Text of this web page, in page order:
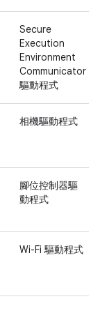
Secure
Execution
Environment
Communicator
驅動程式
相機驅動程式
腳位控制器驅
動程式
Wi-Fi 驅動程式